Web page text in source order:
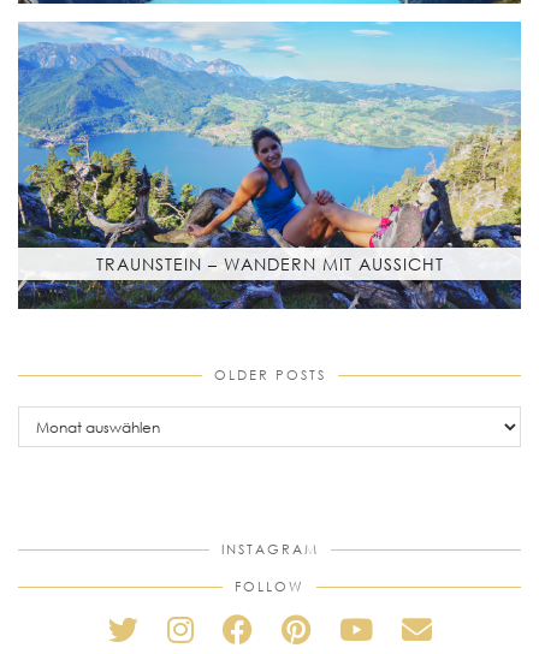
TRAUNSTEIN – WANDERN MIT AUSSICHT
OLDER POSTS
older
posts
INSTAGRAM
FOLLOW